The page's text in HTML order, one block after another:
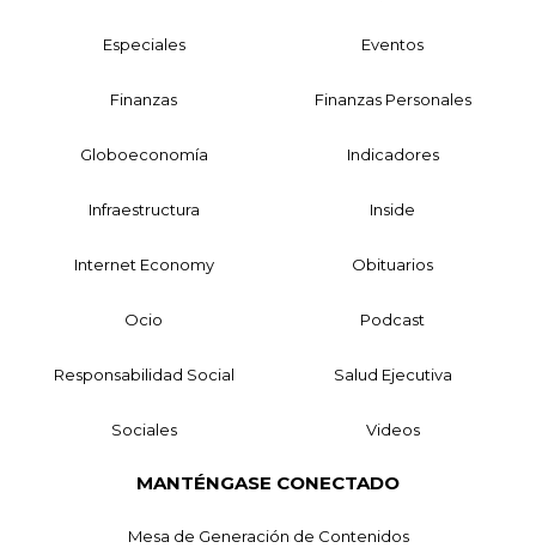
Especiales Eventos
Finanzas Finanzas Personales
Globoeconomía Indicadores
Infraestructura Inside
Internet Economy Obituarios
Ocio Podcast
Responsabilidad Social Salud Ejecutiva
Sociales Videos
MANTÉNGASE CONECTADO
Mesa de Generación de Contenidos